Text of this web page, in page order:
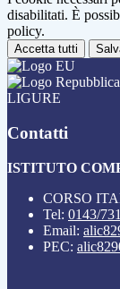
disabilitati. È
policy.
Accetta tutti
LIGURE
Contatti
ISTITUTO
CORSO
Tel: 0143/
Email:
PEC: